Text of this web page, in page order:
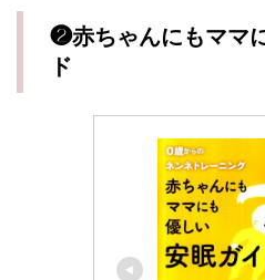
❷赤ちゃんにもママ
ド